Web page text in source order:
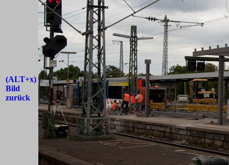
(ALT+x)
Bild
zurück